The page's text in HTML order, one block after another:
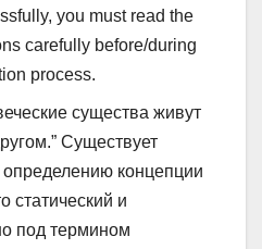
you must read the
carefully before/during
process.
существа живут
Существует
определению концепции
статический и
под термином